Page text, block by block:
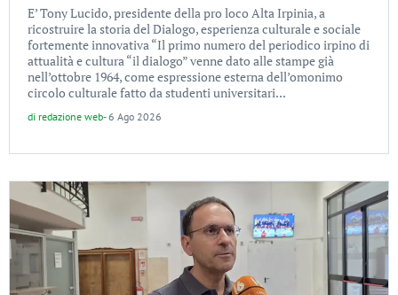
E’ Tony Lucido, presidente della pro loco Alta Irpinia, a
ricostruire la storia del Dialogo, esperienza culturale e sociale
fortemente innovativa “Il primo numero del periodico irpino di
attualità e cultura “il dialogo” venne dato alle stampe già
nell’ottobre 1964, come espressione esterna dell’omonimo
circolo culturale fatto da studenti universitari...
di redazione web-6 Ago 2026